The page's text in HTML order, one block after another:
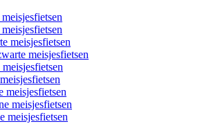
meisjesfietsen
meisjesfietsen
meisjesfietsen
meisjesfietsen
meisjesfietsen